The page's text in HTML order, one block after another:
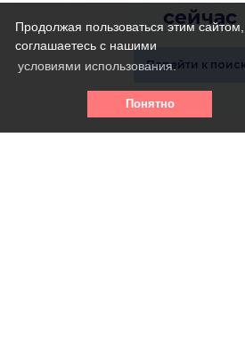
Продолжая пользоваться этим
соглашаетесь с нашими
условиями использования.
Понятно
сейчас
Перейти к